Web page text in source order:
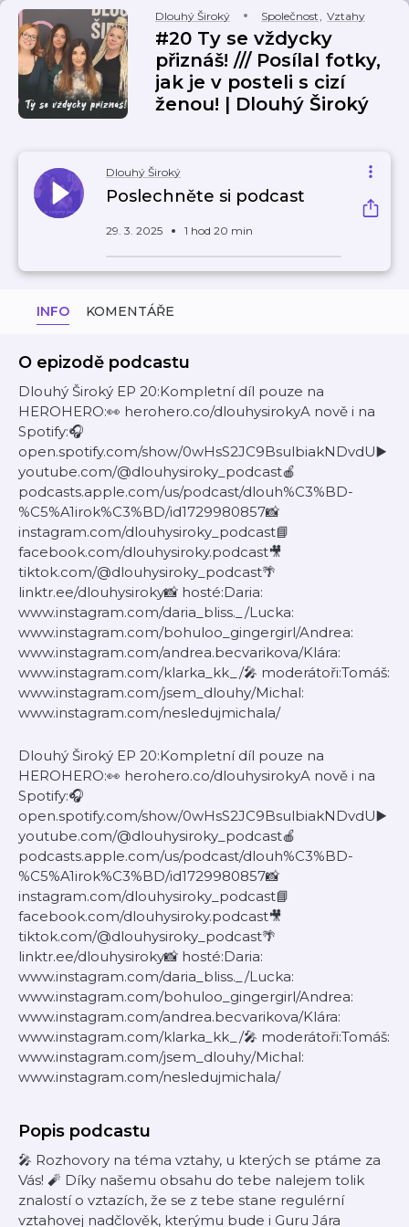
Dlouhý Široký Společnost, Vztahy
#20 Ty se vždycky
přiznáš! /// Posílal fotky,
jak je v posteli s cizí
ženou! | Dlouhý Široký
Dlouhý Široký
Poslechněte si podcast
29. 3. 2025 1 hod 20 min
INFO KOMENTÁŘE
O epizodě podcastu
Dlouhý Široký EP 20:Kompletní díl pouze na
HEROHERO:👀 herohero.co/dlouhysirokyA nově i na
Spotify:🎧
open.spotify.com/show/0wHsS2JC9BsulbiakNDvdU▶️
youtube.com/@dlouhysiroky_podcast🍎
podcasts.apple.com/us/podcast/dlouh%C3%BD-
%C5%A1irok%C3%BD/id1729980857📸
instagram.com/dlouhysiroky_podcast📘
facebook.com/dlouhysiroky.podcast🎥
tiktok.com/@dlouhysiroky_podcast🌴
linktr.ee/dlouhysiroky📸 hosté:Daria:
www.instagram.com/daria_bliss._/Lucka:
www.instagram.com/bohuloo_gingergirl/Andrea:
www.instagram.com/andrea.becvarikova/Klára:
www.instagram.com/klarka_kk_/🎤 moderátoři:Tomáš:
www.instagram.com/jsem_dlouhy/Michal:
www.instagram.com/nesledujmichala/
Dlouhý Široký EP 20:Kompletní díl pouze na
HEROHERO:👀 herohero.co/dlouhysirokyA nově i na
Spotify:🎧
open.spotify.com/show/0wHsS2JC9BsulbiakNDvdU▶️
youtube.com/@dlouhysiroky_podcast🍎
podcasts.apple.com/us/podcast/dlouh%C3%BD-
%C5%A1irok%C3%BD/id1729980857📸
instagram.com/dlouhysiroky_podcast📘
facebook.com/dlouhysiroky.podcast🎥
tiktok.com/@dlouhysiroky_podcast🌴
linktr.ee/dlouhysiroky📸 hosté:Daria:
www.instagram.com/daria_bliss._/Lucka:
www.instagram.com/bohuloo_gingergirl/Andrea:
www.instagram.com/andrea.becvarikova/Klára:
www.instagram.com/klarka_kk_/🎤 moderátoři:Tomáš:
www.instagram.com/jsem_dlouhy/Michal:
www.instagram.com/nesledujmichala/
Popis podcastu
🎤 Rozhovory na téma vztahy, u kterých se ptáme za
Vás! 🧨 Díky našemu obsahu do tebe nalejem tolik
znalostí o vztazích, že se z tebe stane regulérní
vztahovej nadčlověk, kterýmu bude i Guru Jára